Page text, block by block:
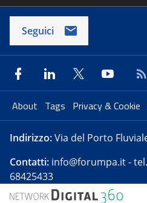
Seguici
About Tags Privacy & Cookie
Indirizzo:Via del Porto
Contatti: info@forumpa.it-
68425433